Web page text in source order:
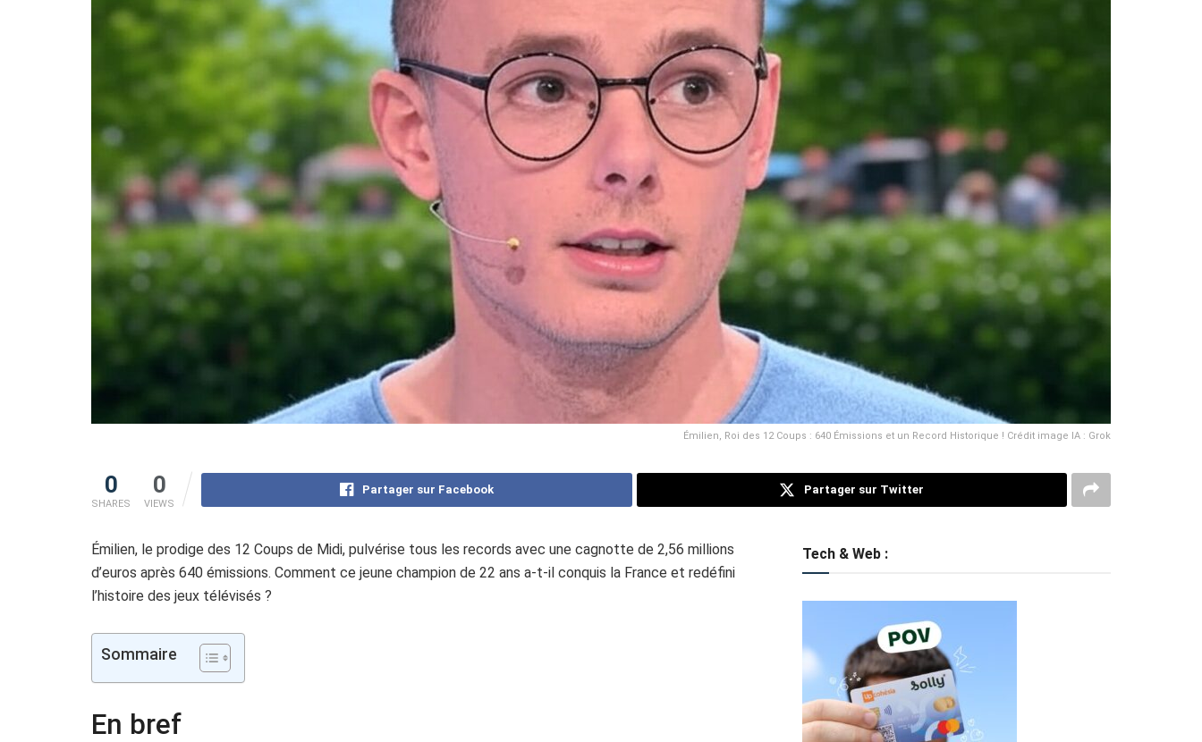
Émilien, Roi des 12 Coups : 640 Émissions et un Record Historique ! Crédit image IA : Grok
0
SHARES
0
VIEWS
Partager sur Facebook Partager sur Twitter
Émilien, le prodige des 12 Coups de Midi, pulvérise tous les records avec une cagnotte de 2,56 millions
d’euros après 640 émissions. Comment ce jeune champion de 22 ans a-t-il conquis la France et redéfini
l’histoire des jeux télévisés ?
Sommaire
En bref
Tech & Web :